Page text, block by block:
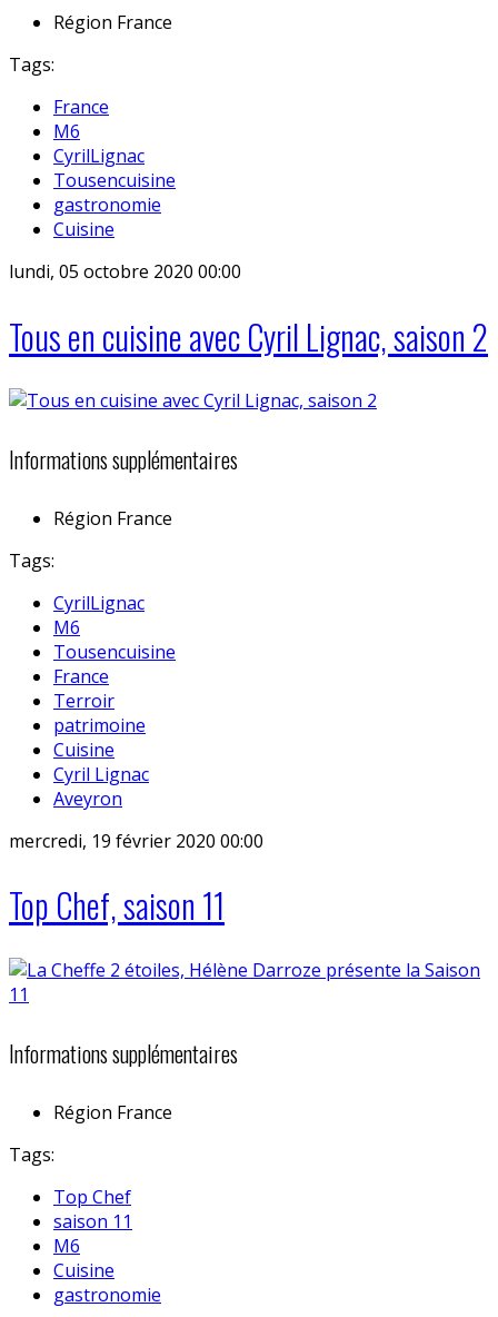
Région France
Tags:
France
M6
CyrilLignac
Tousencuisine
gastronomie
Cuisine
lundi, 05 octobre 2020 00:00
Tous en cuisine avec Cyril Lignac, saison 2
Informations supplémentaires
Région France
Tags:
CyrilLignac
M6
Tousencuisine
France
Terroir
patrimoine
Cuisine
Cyril Lignac
Aveyron
mercredi, 19 février 2020 00:00
Top Chef, saison 11
Informations supplémentaires
Région France
Tags:
Top Chef
saison 11
M6
Cuisine
gastronomie